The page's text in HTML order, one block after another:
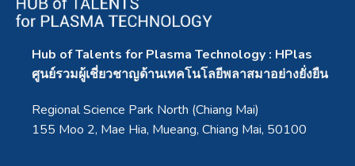
Hub of Talents for Plasma Technology : HPlas
ศูนย์รวมผู้เชี่ยวชาญด้านเทคโนโลยีพลาสมาอย่างยั่งยืน
Regional Science Park North (Chiang Mai)
155 Moo 2, Mae Hia, Mueang, Chiang Mai, 50100